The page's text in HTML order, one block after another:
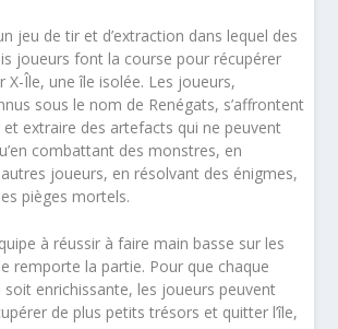
jeu de tir et d’extraction dans lequel des
joueurs font la course pour récupérer
X-Île, une île isolée. Les joueurs,
sous le nom de Renégats, s’affrontent
et extraire des artefacts qui ne peuvent
combattant des monstres, en
joueurs, en résolvant des énigmes,
pièges mortels.
à réussir à faire main basse sur les
remporte la partie. Pour que chaque
soit enrichissante, les joueurs peuvent
de plus petits trésors et quitter l’île,